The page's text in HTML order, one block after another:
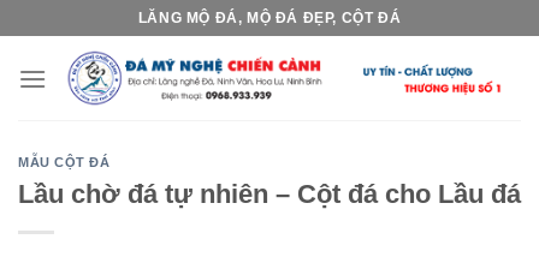
content
LĂNG MỘ ĐÁ, MỘ ĐÁ ĐẸP, CỘT ĐÁ
MẪU CỘT ĐÁ
Lầu chờ đá tự nhiên – Cột đá cho Lầu đá